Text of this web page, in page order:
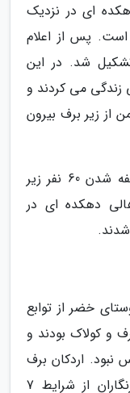
ای در نزدیک
است. پس از اعلام
شد. در این
روستایی زندگی می کردند و
از زیر برف بیرون
24 بهمن ماه نخست وزیری وقت از خفه شدن 60 نفر زیر
عده اهالی دهکده ای در
خضر از توابع
و کولاک بودند و
نبود. اردکان برف
سنگینی را تجربه کرد و به گفته خبرنگاران از شرایط 7